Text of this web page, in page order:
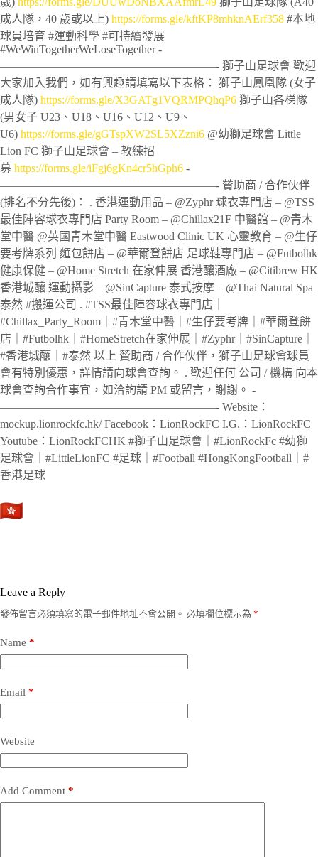
成人隊，40 歲或以上) https://forms.gle/kftKP8mhknAErf358 #本地
球員培育 #運動科學 #可持續發展
#WeWinTogetherWeLoseTogether ‐
———————————————————- 獅子山足球會 歡迎
大家加入我們，如有興趣請填寫以下表格： 獅子山鳳凰隊 (女子
成人隊) https://forms.gle/X3GATg1VQRMPQhqP6 獅子山各梯隊
(男女子 U23、U18、U16、U12、U9、
U6) https://forms.gle/gGTspXW2SL5XZzni6 @幼獅足球會 Little
Lion FC 獅子山足球會 – 教練招
募 https://forms.gle/iFgj6gKn4cr5hGph6 ‐
———————————————————- 贊助商 / 合作伙伴
(排名不分先後)： . 香港運動用品 – @Zyphr 球衣專門店 – @TSS
最佳陣容球衣專門店 Party Room – @Chillax21F 中醫館 – @青木
堂中醫 @英國青木堂中醫 Eastwood Clinic UK 心靈教育 – @生仔
要考牌系列 麵包餅店 – @華爾登餅店 足球鞋專門店 – @Futbolhk
健康保健 – @Home Stretch 在家伸展 香港釀酒廠 – @Citibrew HK
香港城釀 運動攝影 – @SinCapture 泰式按摩 – @Thai Natural Spa
泰然 #搬運公司 . #TSS最佳陣容球衣專門店｜
#Chillax_Party_Room｜#青木堂中醫｜#生仔要考牌｜#華爾登餅
店｜#Futbolhk｜#HomeStretch在家伸展｜#Zyphr｜#SinCapture｜
#香港城釀｜#泰然 以上 贊助商 / 合作伙伴，獅子山足球會球員
會有特別優惠，詳情請向球會查詢。 . 歡迎任何 公司 / 機構 向本
球會查詢合作事宜，如洽詢請 PM 或留言，謝謝。 ‐
———————————————————- Website：
mockup.lionrockfc.hk/ Facebook：LionRockFC I.G.：LionRockFC
Youtube：LionRockFCHK #獅子山足球會｜#LionRockFc #幼獅
足球會｜#LittleLionFC #足球｜#Football #HongKongFootball｜#
香港足球
Leave a Reply
發佈留言必須填寫的電子郵件地址不會公開。 必填欄位標示為 *
Name *
Email *
Website
Add Comment *